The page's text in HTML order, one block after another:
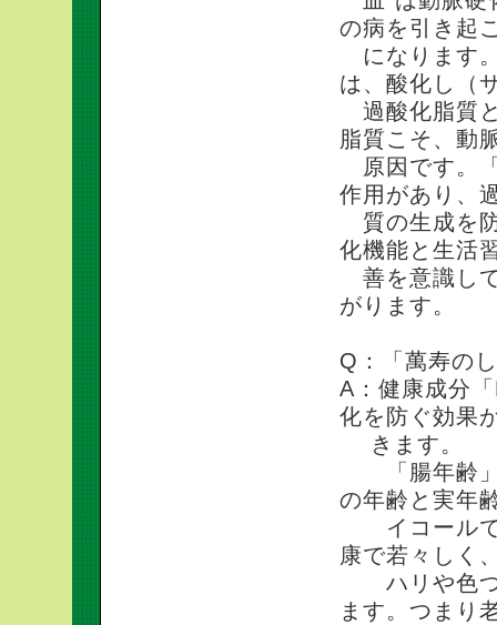
の病を引き起
になります
は、酸化し（
過酸化脂質
脂質こそ、動
原因です。
作用があり、
質の生成を
化機能と生活
善を意識し
がります。
Q：「萬寿の
A：健康成分
化を防ぐ効果
きます。
「腸年齢」
の年齢と実年
イコールで
康で若々しく
ハリや色つ
ます。つまり